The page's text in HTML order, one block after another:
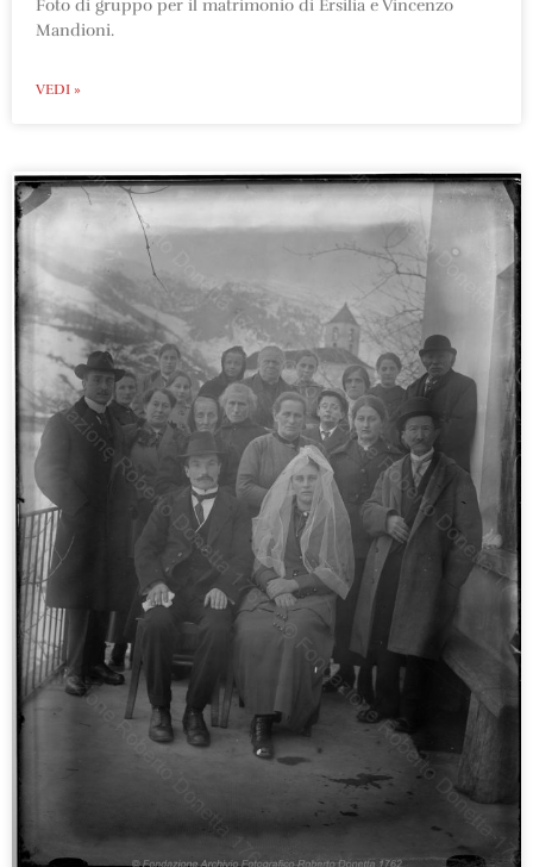
Foto di gruppo per il matrimonio di Ersilia e Vincenzo
Mandioni.
VEDI »